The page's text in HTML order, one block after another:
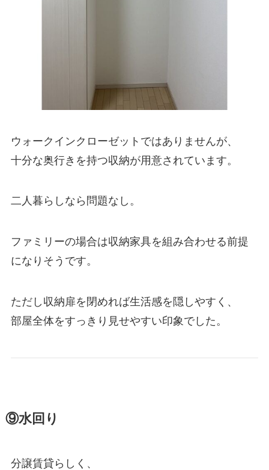
ウォークインクローゼットではありませんが、
十分な奥行きを持つ収納が用意されています。
二人暮らしなら問題なし。
ファミリーの場合は収納家具を組み合わせる前提
になりそうです。
ただし収納扉を閉めれば生活感を隠しやすく、
部屋全体をすっきり見せやすい印象でした。
⑨水回り
分譲賃貸らしく、